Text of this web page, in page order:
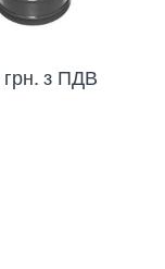
грн.з ПДВ